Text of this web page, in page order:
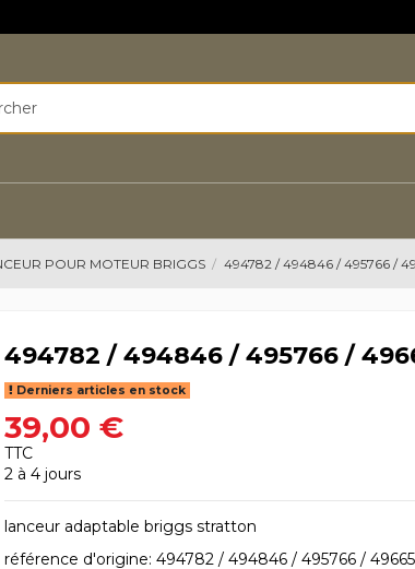
POUR MOTEUR BRIGGS 494782 / 494846 / 495766 /
494782 / 494846 / 495766 /
Derniers articles en stock
39,00 €
TTC
2 à 4 jours
lanceur adaptable briggs stratton
référence d'origine: 494782 / 494846 / 495766 /